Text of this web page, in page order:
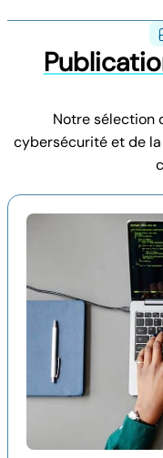
Notre sélection
cybersécurité et de